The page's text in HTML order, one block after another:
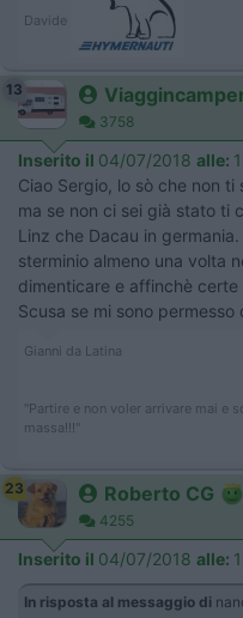
Davide
13
3758
Inserito il 04/07/2018 alle:
Ciao Sergio, lo sò che non
ma se non ci sei già stato ti
Linz che Dacau in
sterminio almeno una volta
dimenticare e affinchè
Scusa se mi sono permesso
Gianni da Latina
"Partire e non voler arrivare mai
massa!!!"
23 Roberto CG
4255
Inserito il 04/07/2018 alle:
In risposta al messaggio di